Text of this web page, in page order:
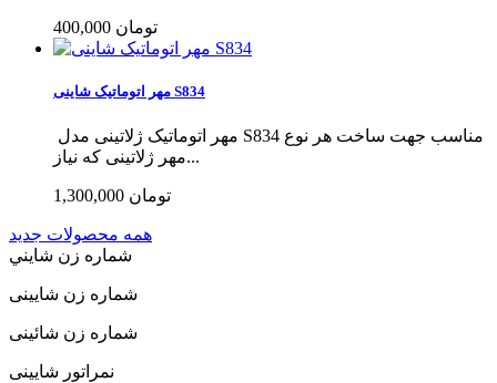
400,000 تومان
مهر اتوماتیک شاینی S834
مهر ژلاتینی که نیاز...
1,300,000 تومان
همه محصولات جدید
شماره زن شايني
شماره زن شایینی
شماره زن شائینی
نمراتور شایینی